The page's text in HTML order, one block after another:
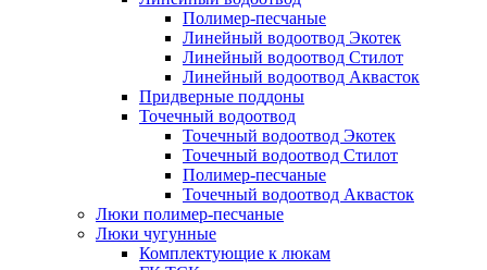
Полимер-песчаные
Линейный водоотвод Экотек
Линейный водоотвод Стилот
Линейный водоотвод Аквасток
Придверные поддоны
Точечный водоотвод
Точечный водоотвод Экотек
Точечный водоотвод Стилот
Полимер-песчаные
Точечный водоотвод Аквасток
Люки полимер-песчаные
Люки чугунные
Комплектующие к люкам